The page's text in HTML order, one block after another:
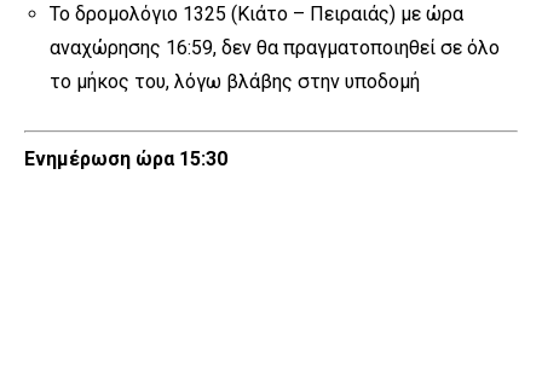
Το δρομολόγιο 1325 (Κιάτο – Πειραιάς) με ώρα
αναχώρησης 16:59, δεν θα πραγματοποιηθεί σε όλο
το μήκος του, λόγω βλάβης στην υποδομή
Ενημέρωση ώρα 15:30